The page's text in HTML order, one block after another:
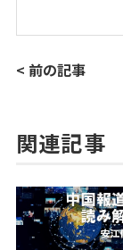
< 前の記事
関連記事